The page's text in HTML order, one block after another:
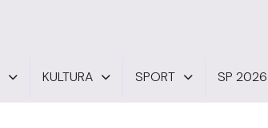
KULTURA SPORT SP 2026